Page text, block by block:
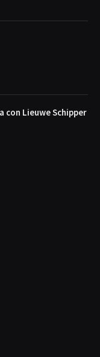
con Lieuwe Schipper